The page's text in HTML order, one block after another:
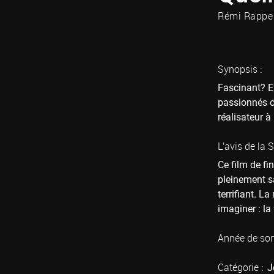
Rémi Rappe
Synopsis :
Fascinant?
passionnés
réalisateur
L'avis de la
Ce film de
pleinement
terrifiant. La
imaginer : la
Année de
Catégorie :